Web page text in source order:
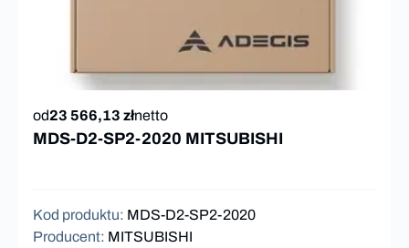
od23 566,13 złnetto
MDS-D2-SP2-2020 MITSUBISHI
Kod produktu: MDS-D2-SP2-2020
Producent: MITSUBISHI